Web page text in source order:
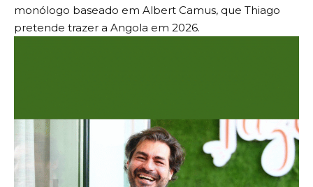
monólogo baseado em Albert Camus, que Thiago
pretende trazer a Angola em 2026.